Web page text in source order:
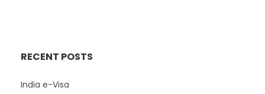
RECENT POSTS
India e-Visa